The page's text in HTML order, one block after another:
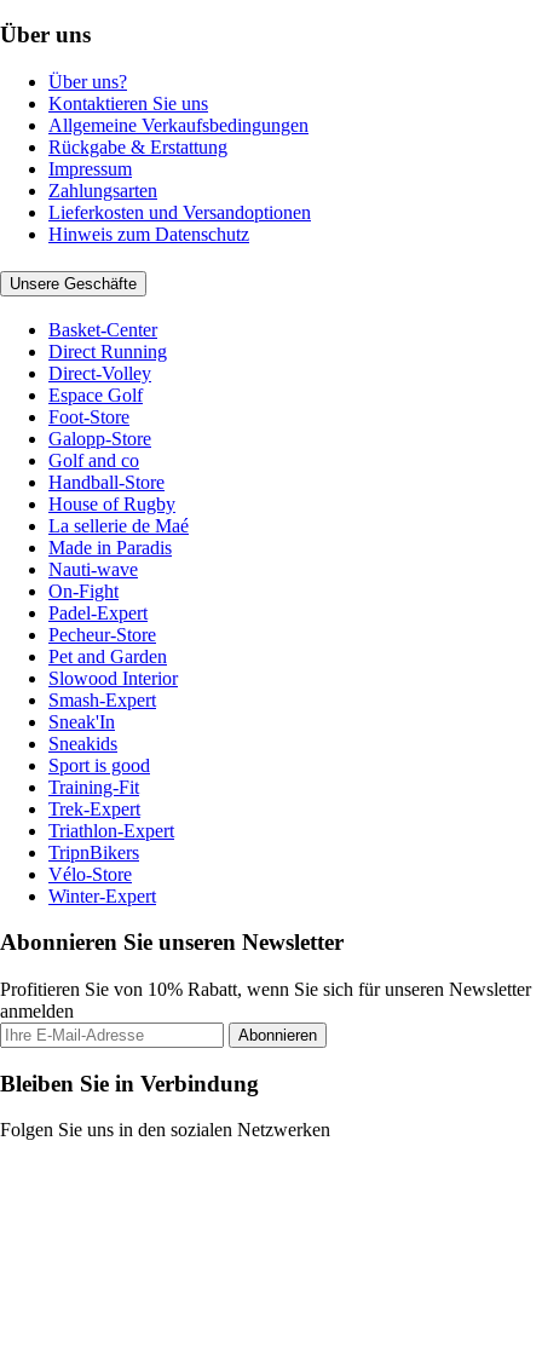
Über uns
Über uns?
Kontaktieren Sie uns
Allgemeine Verkaufsbedingungen
Rückgabe & Erstattung
Impressum
Zahlungsarten
Lieferkosten und Versandoptionen
Hinweis zum Datenschutz
Unsere Geschäfte
Basket-Center
Direct Running
Direct-Volley
Espace Golf
Foot-Store
Galopp-Store
Golf and co
Handball-Store
House of Rugby
La sellerie de Maé
Made in Paradis
Nauti-wave
On-Fight
Padel-Expert
Pecheur-Store
Pet and Garden
Slowood Interior
Smash-Expert
Sneak'In
Sneakids
Sport is good
Training-Fit
Trek-Expert
Triathlon-Expert
TripnBikers
Vélo-Store
Winter-Expert
Abonnieren Sie unseren Newsletter
Profitieren Sie von 10% Rabatt, wenn Sie sich für unseren Newsletter
anmelden
Abonnieren
Bleiben Sie in Verbindung
Folgen Sie uns in den sozialen Netzwerken